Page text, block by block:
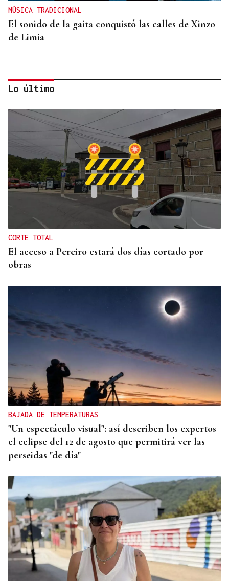
MÚSICA TRADICIONAL
El sonido de la gaita conquistó las calles de Xinzo
de Limia
INFRAESTRUCTURAS
Xinzo estrena nueva travesía con carril bici y
zonas verdes
Lo último
CORTE TOTAL
El acceso a Pereiro estará dos días cortado por
obras
BAJADA DE TEMPERATURAS
"Un espectáculo visual": así describen los expertos
el eclipse del 12 de agosto que permitirá ver las
perseidas "de día"